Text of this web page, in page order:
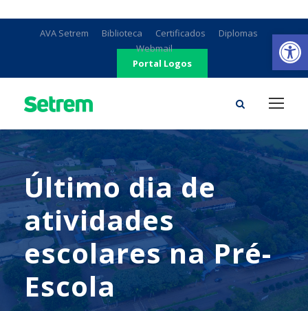
AVA Setrem Biblioteca Certificados
Diplomas
Webmail
Portal Logos
Último dia de
atividades
escolares na Pré-
Escola